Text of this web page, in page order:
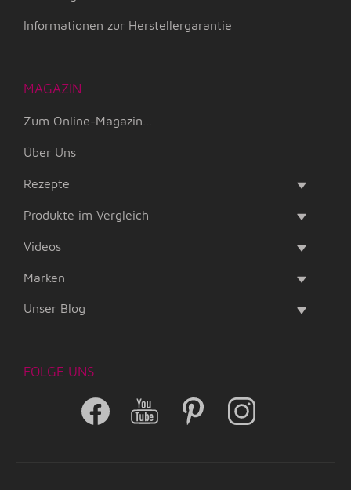
Informationen zur Herstellergarantie
MAGAZIN
Zum Online-Magazin...
Über Uns
Rezepte
Produkte im Vergleich
Videos
Marken
Unser Blog
FOLGE UNS